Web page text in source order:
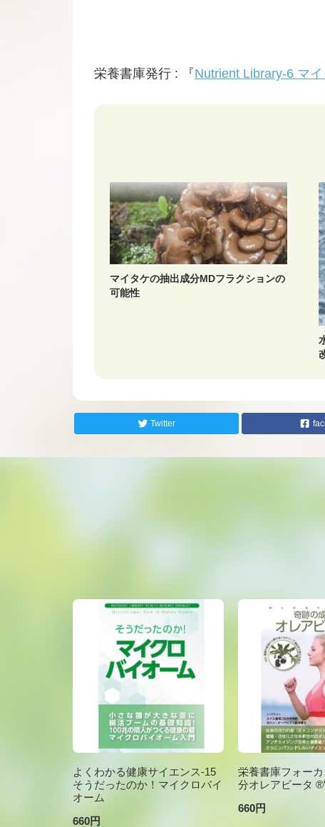
栄養書庫発行 : 『Nutrient Library-6 マ
マイタケの抽出成分MDフラクションの
可能性
Twitter
よくわかる健康サイエンス-15
そうだったのか！マイクロバイ
オーム
660円
栄養書庫フォー
分オレアビータ
660円